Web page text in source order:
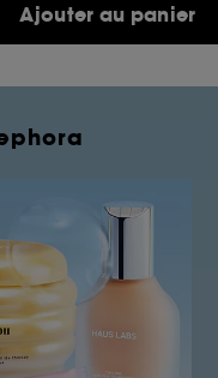
Ajouter au panier